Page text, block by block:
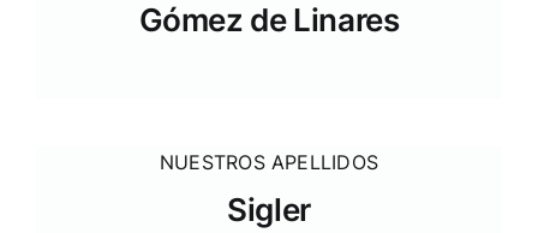
Gómez de Linares
NUESTROS APELLIDOS
Sigler